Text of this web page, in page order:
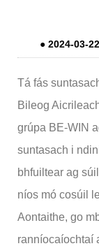
●2024-03-22
Tá fás
Bileog
grúpa BE-WIN
suntasach i
bhfuiltear ag
níos mó cosúil
Aontaithe, go
ranníocaíochtaí